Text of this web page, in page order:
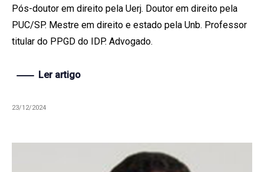
Pós-doutor em direito pela Uerj. Doutor em direito pela
PUC/SP. Mestre em direito e estado pela Unb. Professor
titular do PPGD do IDP. Advogado.
Ler artigo
23/12/2024